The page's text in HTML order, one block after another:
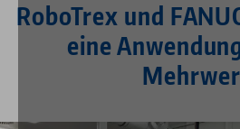
RoboTrex und
eine